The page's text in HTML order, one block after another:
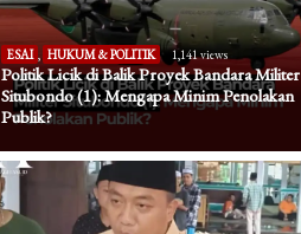
ESAI , HUKUM & POLITIK 1,141 views
Politik Licik di Balik Proyek Bandara Militer
Situbondo (1): Mengapa Minim Penolakan
Publik?